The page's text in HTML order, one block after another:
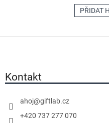
PŘIDAT
Kontakt
ahoj@giftlab.cz
+420 737 277 070